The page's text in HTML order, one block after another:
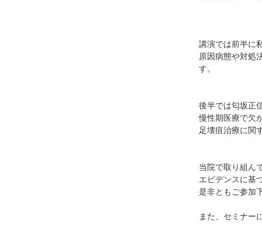
講演では前半に
原因病態や対処
す。
後半では匂坂正
慢性期医療で欠
足壊疽治療に関
当院で取り組ん
エビデンスに基
是非ともご参加
また、セミナー